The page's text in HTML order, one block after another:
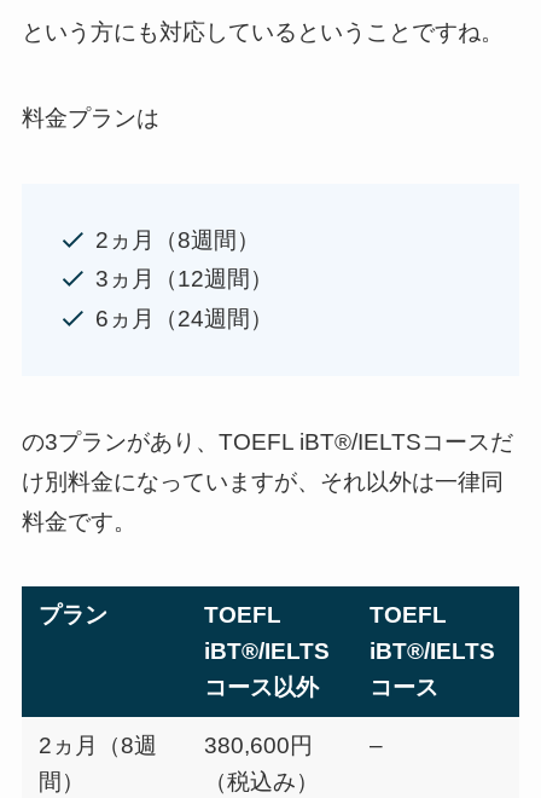
という方にも対応しているということですね。
料金プランは
2ヵ月（8週間）
3ヵ月（12週間）
6ヵ月（24週間）
の3プランがあり、TOEFL iBT®/IELTSコースだ
け別料金になっていますが、それ以外は一律同
料金です。
プラン
TOEFL
iBT®/IELTS
コース以外
TOEFL
iBT®/IELTS
コース
2ヵ月（8週
間）
380,600円
（税込み）
–